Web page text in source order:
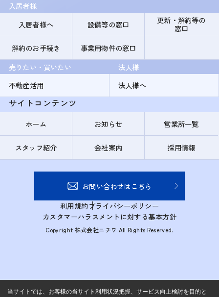
入居者様
入居者様へ
設備等の窓口
更新・解約等の
窓口
解約のお手続き
事業用物件の窓口
売りたい・買いたい
不動産活用
法人様
法人様へ
サイトコンテンツ
ホーム お知らせ 営業所一覧
スタッフ紹介 会社案内 採用情報
お問い合わせはこちら
利用規約プライバシーポリシー
カスタマーハラスメントに対する基本方針
Copyright 株式会社ニチワ All Rights Reserved.
当サイトでは、お客様の当サイト利用状況把握、サービス向上検討を目的と